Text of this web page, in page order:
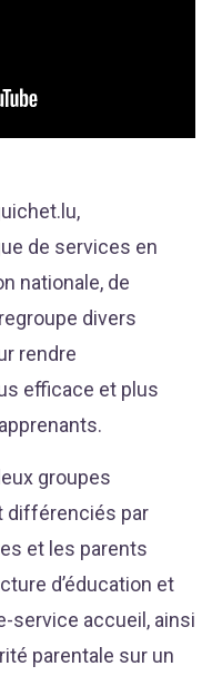
de services en
nationale, de
divers
rendre
efficace et plus
groupes
différenciés par
et les parents
d’éducation et
service accueil, ainsi
parentale sur un